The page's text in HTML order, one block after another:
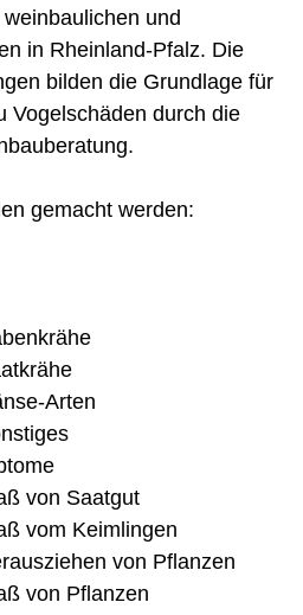
und
in Rheinland-Pfalz. Die
bilden die Grundlage für
Vogelschäden durch die
gemacht werden:
Arten
von Saatgut
vom Keimlingen
von Pflanzen
von Pflanzen